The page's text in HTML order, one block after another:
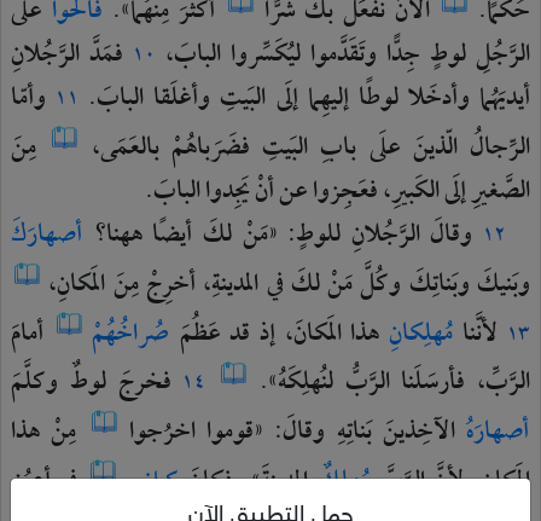
حُكمًا.
الآنَنَفعَلُبكَشَرًّا أكثَرَمِنهُما». فألَحّوا علَى
الرَّجُلِلوطٍ جِدًّا وتَقَدَّمواليُكَسِّرواالبابَ، ١٠ فمَدَّالرَّجُلانِ
أيديَهُما وأدخَلالوطًاإليهِماإلَىالبَيتِ وأغلَقاالبابَ. ١١ وأمّا
الرِّجالُالّذينَ علَى بابِ البَيتِ فضَرَباهُمْبالعَمَى، مِنَ
الصَّغيرِإلَىالكَبيرِ،فعَجِزواعنأنْيَجِدواالبابَ.
١٢ وقالَالرَّجُلانِ للوطٍ: «مَنْلكَ أيضًاههنا؟ أصهارَكَ
وبَنيكَوبَناتِكَوكُلَّمَنْلكَفيالمدينةِ،أخرِجْمِنَالمَكانِ،
١٣ لأنَّنامُهلِكانِهذاالمَكانَ،إذقدعَظُمَ صُراخُهُمْ
أمامَ
الرَّبِّ، فأرسَلَناالرَّبُّلنُهلِكَهُ». ١٤ فخرجَلوطٌ وكلَّمَ
أصهارَهُالآخِذينَبَناتِهِ وقالَ: «قوموااخرُجوا مِنْهذا
المَكانِ،لأنَّالرَّبَّمُهلِكٌالمدينةَ».فكانَكمازِحٍ فيأعيُنِ